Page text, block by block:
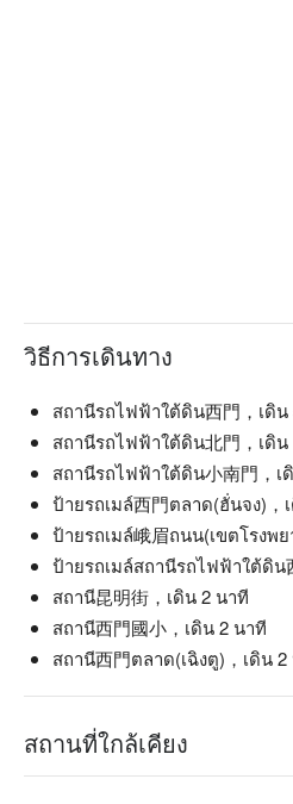
วิธีการเดินทาง
สถานีรถไฟฟ้าใต้ดิน西門，เดิน
สถานีรถไฟฟ้าใต้ดิน北門，เดิน
สถานีรถไฟฟ้าใต้ดิน小南門，เ
ป้ายรถเมล์西門ตลาด(ฮั่นจง)，
ป้ายรถเมล์峨眉ถนน(เขตโรงพ
ป้ายรถเมล์สถานีรถไฟฟ้าใต้ดิน
สถานี昆明街，เดิน 2 นาที
สถานี西門國小，เดิน 2 นาที
สถานี西門ตลาด(เฉิงตู)，เดิน
สถานที่ใกล้เคียง